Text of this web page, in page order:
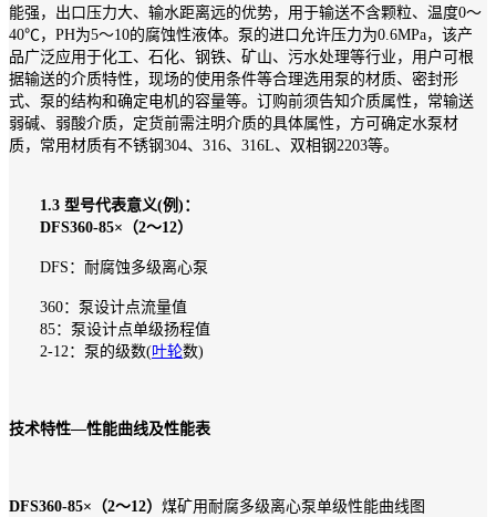
能强，出口压力大、输水距离远的优势，用于输送不含颗粒、温度0～
40℃，PH为5～10的腐蚀性液体。泵的进口允许压力为0.6MPa，该产
品广泛应用于化工、石化、钢铁、矿山、污水处理等行业，用户可根
据输送的介质特性，现场的使用条件等合理选用泵的材质、密封形
式、泵的结构和确定电机的容量等。订购前须告知介质属性，常输送
弱碱、弱酸介质，定货前需注明介质的具体属性，方可确定水泵材
质，常用材质有不锈钢304、316、316L、双相钢2203等。
1.3 型号代表意义(例)：
DFS360-85×（2～12）
DFS：耐腐蚀多级离心泵
360：泵设计点流量值
85：泵设计点单级扬程值
2-12：泵的级数(叶轮数)
技术特性—性能曲线及性能表
DFS360-85×（2～12） 煤矿用耐腐多级离心泵单级性能曲线图